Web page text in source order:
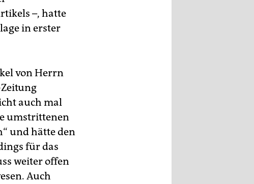
–, hatte
in erster
von Herrn
auch mal
umstrittenen
und hätte den
für das
weiter offen
Auch